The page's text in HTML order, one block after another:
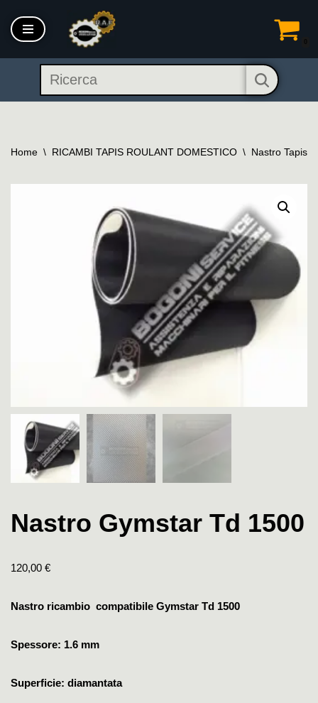
Vai
contenuto
Home \ RICAMBI TAPIS ROULANT DOMESTICO \ Nastro Tapis
Nastro Gymstar Td 1500
120,00 €
Nastro ricambio compatibile Gymstar Td 1500
Spessore: 1.6 mm
Superficie: diamantata